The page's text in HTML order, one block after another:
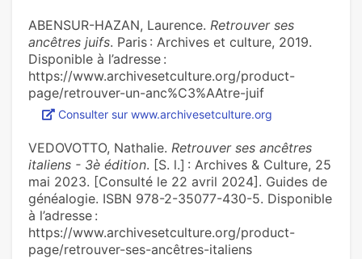
ABENSUR-HAZAN, Laurence. Retrouver ses
ancêtres juifs. Paris : Archives et culture, 2019.
Disponible à l’adresse :
https://www.archivesetculture.org/product-
page/retrouver-un-anc%C3%AAtre-juif
Consulter sur www.archivesetculture.org
VEDOVOTTO, Nathalie. Retrouver ses ancêtres
italiens - 3è édition. [S. l.] : Archives & Culture, 25
mai 2023. [Consulté le 22 avril 2024]. Guides de
généalogie. ISBN 978-2-35077-430-5. Disponible
à l’adresse :
https://www.archivesetculture.org/product-
page/retrouver-ses-ancêtres-italiens